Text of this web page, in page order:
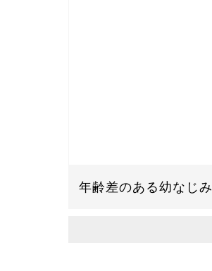
年齢差のある幼なじみ